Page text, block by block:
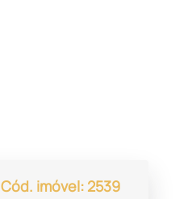
Cód. imóvel: 2539